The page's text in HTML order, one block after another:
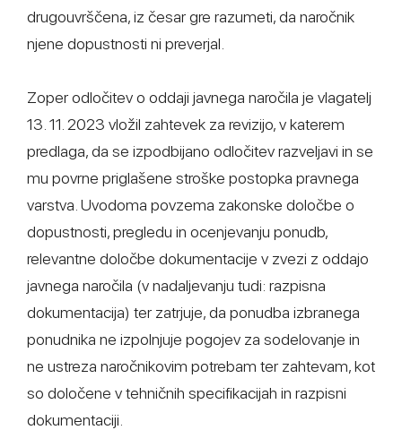
drugouvrščena, iz česar gre razumeti, da naročnik
njene dopustnosti ni preverjal.
Zoper odločitev o oddaji javnega naročila je vlagatelj
13. 11. 2023 vložil zahtevek za revizijo, v katerem
predlaga, da se izpodbijano odločitev razveljavi in se
mu povrne priglašene stroške postopka pravnega
varstva. Uvodoma povzema zakonske določbe o
dopustnosti, pregledu in ocenjevanju ponudb,
relevantne določbe dokumentacije v zvezi z oddajo
javnega naročila (v nadaljevanju tudi: razpisna
dokumentacija) ter zatrjuje, da ponudba izbranega
ponudnika ne izpolnjuje pogojev za sodelovanje in
ne ustreza naročnikovim potrebam ter zahtevam, kot
so določene v tehničnih specifikacijah in razpisni
dokumentaciji.